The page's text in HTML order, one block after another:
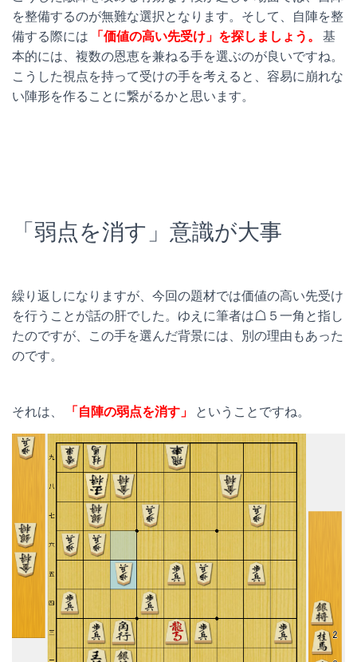
を整備するのが無難な選択となります。そして、自陣を整
備する際には
「価値の高い先受け」を探しましょう。
基
本的には、複数の恩恵を兼ねる手を選ぶのが良いですね。
こうした視点を持って受けの手を考えると、容易に崩れな
い陣形を作ることに繋がるかと思います。
「弱点を消す」意識が大事
繰り返しになりますが、今回の題材では価値の高い先受け
を行うことが話の肝でした。ゆえに筆者は☖５一角と指し
たのですが、この手を選んだ背景には、別の理由もあった
のです。
それは、 「自陣の弱点を消す」 ということですね。